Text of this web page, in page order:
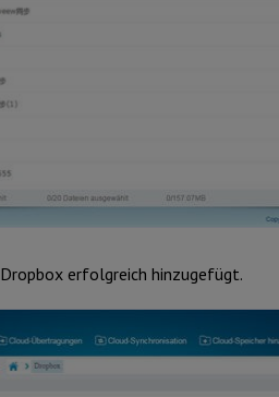
erfolgreich hinzugefügt.